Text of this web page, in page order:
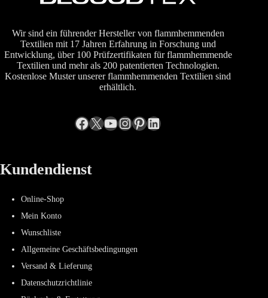
Wir sind ein führender Hersteller von flammhemmenden
Textilien mit 17 Jahren Erfahrung in Forschung und
Entwicklung, über 100 Prüfzertifikaten für flammhemmende
Textilien und mehr als 200 patentierten Technologien.
Kostenlose Muster unserer flammhemmenden Textilien sind
erhältlich.
Facebook
X YouTube
Instagram
Pinterest
LinkedIn
Kundendienst
Online-Shop
Mein Konto
Wunschliste
Allgemeine Geschäftsbedingungen
Versand & Lieferung
Datenschutzrichtlinie